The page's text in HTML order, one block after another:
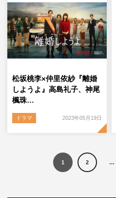
松坂桃李×仲里依紗『離婚
しようよ』高島礼子、神尾
楓珠…
ドラマ 2023年05月19日
1 2 …